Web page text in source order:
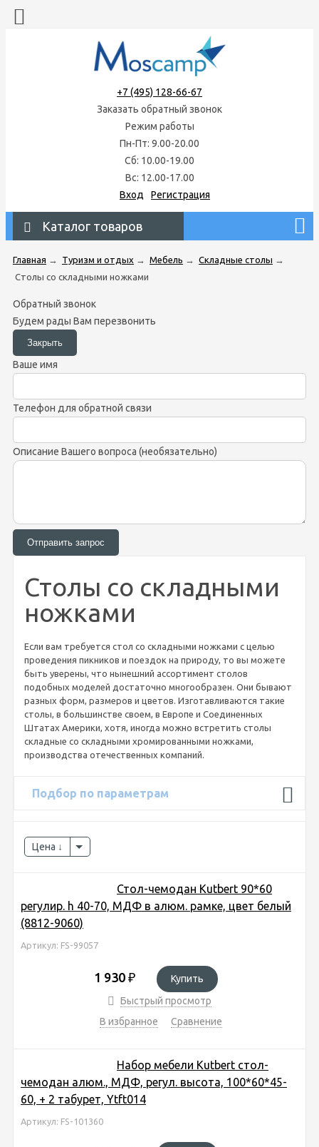
+7 (495) 128-66-67
Заказать обратный звонок
Режим работы
Пн-Пт: 9.00-20.00
Сб: 10.00-19.00
Вс: 12.00-17.00
Вход
Регистрация
Каталог товаров
Главная → Туризм и отдых → Мебель → Складные столы →
Столы со складными ножками
Обратный звонок
Будем рады Вам перезвонить
Ваше имя
Телефон для обратной связи
Описание Вашего вопроса (необязательно)
Столы со складными
ножками
Если вам требуется стол со складными ножками с целью
проведения пикников и поездок на природу, то вы можете
быть уверены, что нынешний ассортимент столов
подобных моделей достаточно многообразен. Они бывают
разных форм, размеров и цветов. Изготавливаются такие
столы, в большинстве своем, в Европе и Соединенных
Штатах Америки, хотя, иногда можно встретить столы
складные со складными хромированными ножками,
производства отечественных компаний.
Подбор по параметрам
Цена
Стол-чемодан Kutbert 90*60
регулир. h 40-70, МДФ в алюм. рамке, цвет белый
(8812-9060)
Артикул: FS-99057
1 930 ₽
Купить
Быстрый просмотр
В избранное
Сравнение
Набор мебели Kutbert стол-
чемодан алюм., МДФ, регул. высота, 100*60*45-
60, + 2 табурет, Ytft014
Артикул: FS-101360